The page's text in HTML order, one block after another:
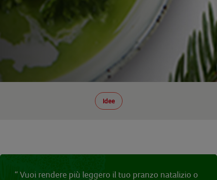
Idee
“ Vuoi rendere più leggero il tuo pranzo natalizio o